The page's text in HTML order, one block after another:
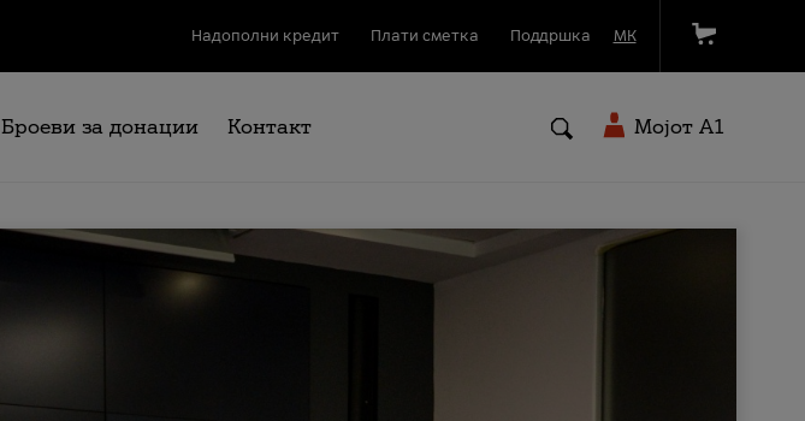
Надополни кредит Плати сметка Поддршка МК
Броеви за донации Контакт Мојот A1